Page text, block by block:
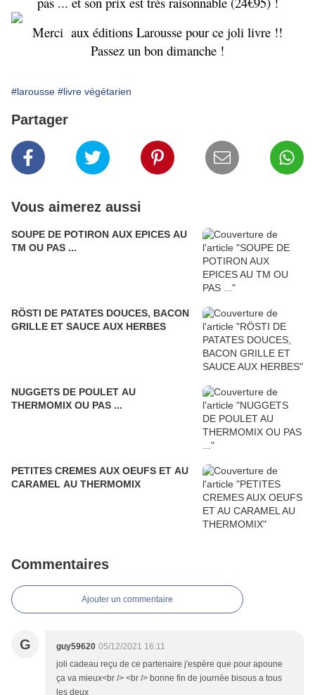
Merci aux éditions Larousse pour ce joli livre !!
Passez un bon dimanche !
#larousse #livre végétarien
Partager
Vous aimerez aussi
SOUPE DE POTIRON AUX EPICES AU
TM OU PAS ...
RÖSTI DE PATATES DOUCES, BACON
GRILLE ET SAUCE AUX HERBES
NUGGETS DE POULET AU
THERMOMIX OU PAS ...
PETITES CREMES AUX OEUFS ET AU
CARAMEL AU THERMOMIX
Commentaires
Ajouter un commentaire
G guy59620 05/12/2021 16:11
joli cadeau reçu de ce partenaire j'espère que pour apoune
ça va mieux<br /> <br /> bonne fin de journée bisous a tous
les deux